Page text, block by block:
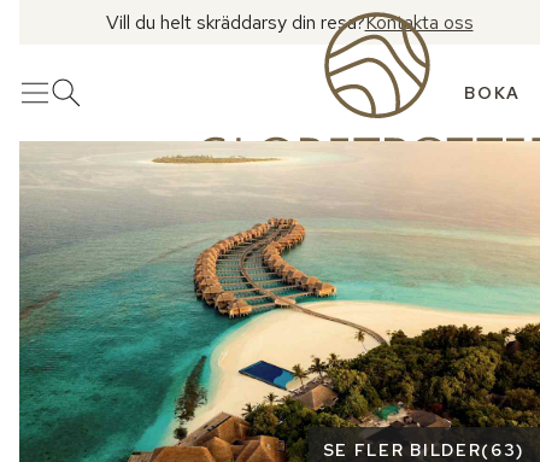
Vill du helt skräddarsy din resa?Kontakta oss
MenyÖppna sök BOKA
Se fler bilder
SE FLER BILDER(63)